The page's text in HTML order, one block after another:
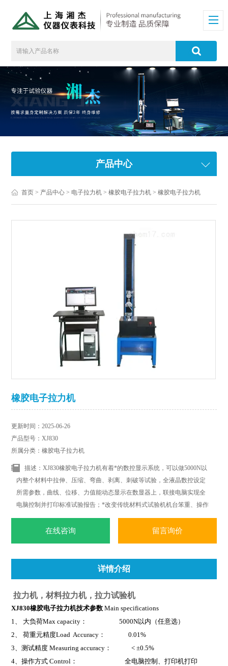
产品中心
首页 > 产品中心 > 电子拉力机 >橡胶电子拉力机 > 橡胶电子拉力机
橡胶电子拉力机
更新时间：2025-06-26
产品型号：XJ830
所属分类：橡胶电子拉力机
描述：XJ830橡胶电子拉力机有着*的数控显示系统，可以做5000N以
内整个材料中拉伸、压缩、弯曲、剥离、刺破等试验，全液晶数控设定
所需参数，曲线、位移、力值能动态显示在数显器上，联接电脑实现全
电脑控制并打印标准试验报告；*改变传统材料式试验机机台笨重、操作
复杂、性能单一之缺点。外观采用挤型封板及高级烤漆处理，更显美观
在线咨询 留言询价
详情介绍
拉力机，材料拉力机，拉力试验机
XJ830橡胶电子拉力机技术参数 Main specifications
1、 大负荷Max capacity： 5000N以内（任意选）
2、 荷重元精度Load Accuracy： 0.01%
3、测试精度 Measuring accuracy： < ±0.5%
4、操作方式 Control： 全电脑控制、打印机打印